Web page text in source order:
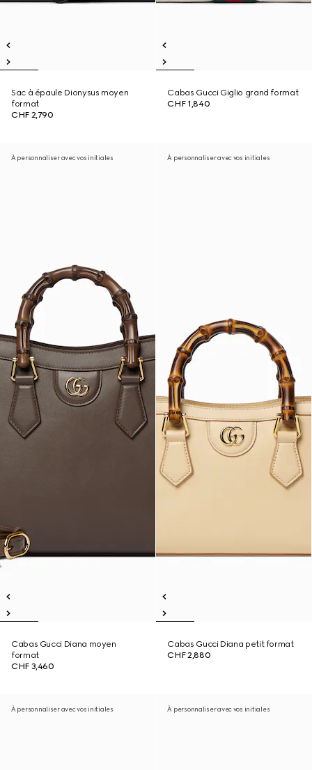
Sac à épaule Dionysus moyen
format
CHF 2,790
Cabas Gucci Giglio grand format
CHF 1,840
À personnaliser avec vos initiales
Cabas Gucci Diana moyen
format
CHF 3,460
À personnaliser avec vos initiales
Cabas Gucci Diana petit format
CHF 2,880
À personnaliser avec vos initiales À personnaliser avec vos initiales